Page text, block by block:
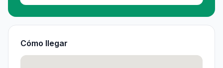
Cómo llegar